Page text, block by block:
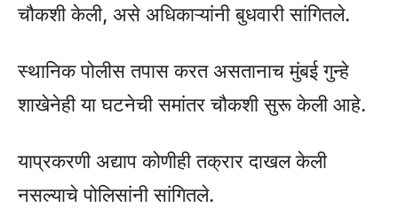
चौकशी केली, असे अधिकाऱ्यांनी बुधवारी सांगितले.
स्थानिक पोलीस तपास करत असतानाच मुंबई गुन्हे
शाखेनेही या घटनेची समांतर चौकशी सुरू केली आहे.
याप्रकरणी अद्याप कोणीही तक्रार दाखल केली
नसल्याचे पोलिसांनी सांगितले.